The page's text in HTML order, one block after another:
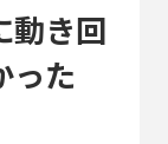
動き回
った